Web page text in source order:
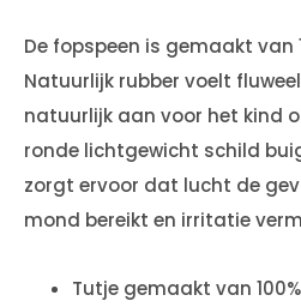
De fopspeen is gemaakt van
Natuurlijk rubber voelt
natuurlijk aan voor het kind
ronde lichtgewicht schild
zorgt ervoor dat lucht de
mond bereikt en irritatie
Tutje gemaakt van